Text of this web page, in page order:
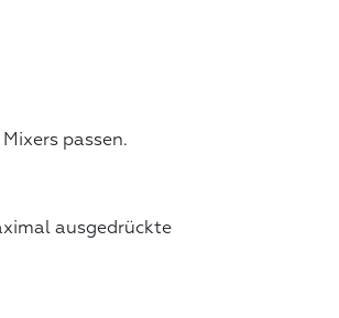
passen.
ausgedrückte